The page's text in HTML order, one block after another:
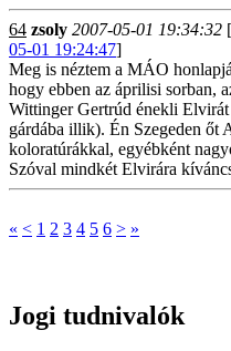
64 zsoly 2007-05-01 19:34:32
05-01 19:24:47]
Meg is néztem a MÁO
hogy ebben az áprilisi sorban,
Wittinger Gertrúd énekli
gárdába illik). Én Szegeden őt
koloratúrákkal, egyébként
Szóval mindkét Elvirára
« < 1 2 3 4 5 6 > »
Jogi tudnivalók